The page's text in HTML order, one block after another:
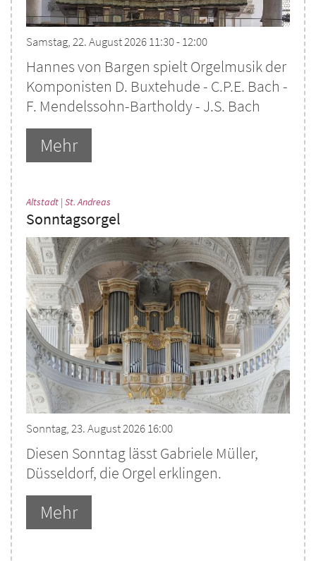
Samstag, 22. August 2026 11:30 - 12:00
Hannes von Bargen spielt Orgelmusik der
Komponisten D. Buxtehude - C.P.E. Bach -
F. Mendelssohn-Bartholdy - J.S. Bach
Mehr
Altstadt | St. Andreas
Sonntagsorgel
Sonntag, 23. August 2026 16:00
Diesen Sonntag lässt Gabriele Müller,
Düsseldorf, die Orgel erklingen.
Mehr